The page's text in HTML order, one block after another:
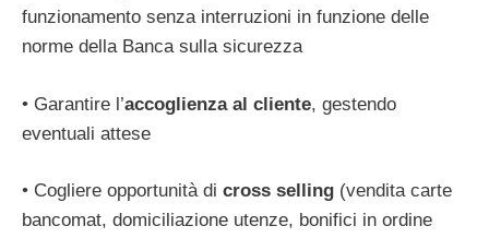
funzionamento senza interruzioni in funzione delle
norme della Banca sulla sicurezza
• Garantire l’accoglienza al cliente, gestendo
eventuali attese
• Cogliere opportunità di cross selling (vendita carte
bancomat, domiciliazione utenze, bonifici in ordine